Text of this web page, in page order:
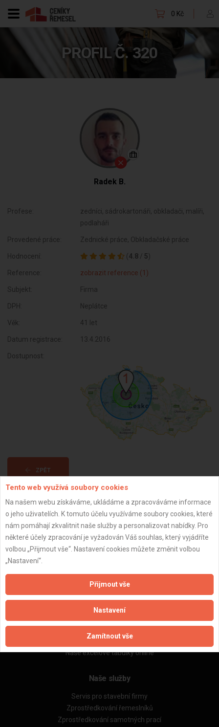
0 Kč
PROFIL Č. 320
Radek B.
Profese:
zedníci, sádrokartonáři, obkladači, malíři,
podlaháři
Provedené práce: Zednické práce, Obkladačské práce
Hodnocení: ( 4.8 / 5)
Reference: zobrazit reference (1)
Subjekt: Firma
DPH: Neplátce
Věk: 41 let
Datum registrace: 13.4.2016
Dostupnost:
ZPĚT
Aktualizováno z portálu ARES dne 02.12.2024 23:30:08
Naše firmy a řemeslníci
Zpracování a ochrana osobních údajů
Zásady pro používání souborů cookie
Reference
Naše excelové tabulky online
Naše služby
Servis pro stavební firmy
Zprostředkování řemeslníků
Zprostředkování samotných prací
Tento web využívá soubory cookies
Na našem webu získáváme, ukládáme a zpracováváme informace
o jeho uživatelích. K tomuto účelu využíváme soubory cookies, které
nám pomáhají zkvalitnit naše služby a personalizovat nabídky. Pro
některé účely zpracování je vyžadován Váš souhlas, který vyjádříte
volbou „Přijmout vše“. Nastavení cookies můžete změnit volbou
„Nastavení“.
Přijmout vše
Nastavení
Zamítnout vše